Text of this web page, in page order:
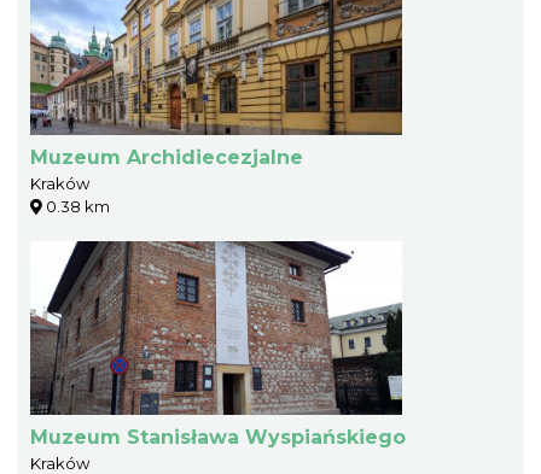
Muzeum Archidiecezjalne
Kraków
0.38 km
Muzeum Stanisława Wyspiańskiego
Kraków